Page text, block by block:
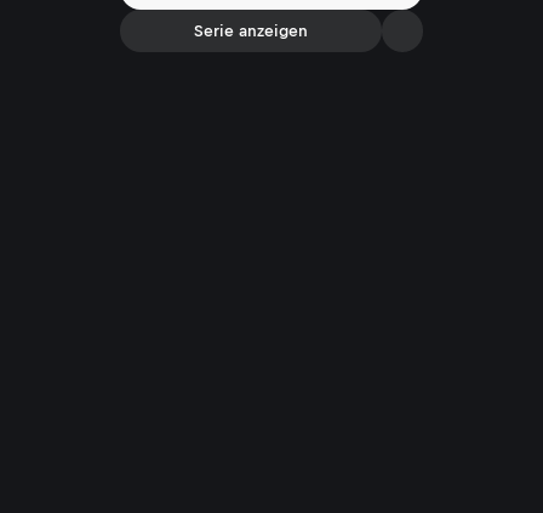
Serie anzeigen